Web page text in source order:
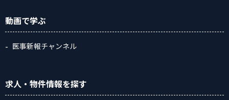
動画で学ぶ
医事新報チャンネル
求人・物件情報を探す